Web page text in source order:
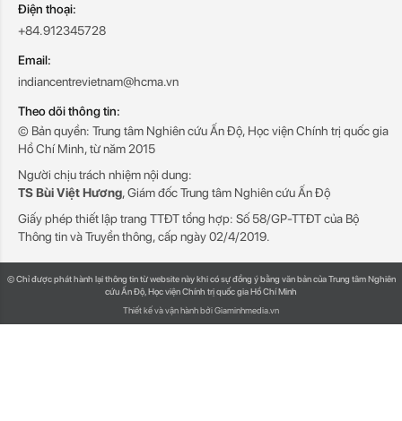
Điện thoại:
+84.912345728
Email:
indiancentrevietnam@hcma.vn
Theo dõi thông tin:
© Bản quyền: Trung tâm Nghiên cứu Ấn Độ, Học viện Chính trị quốc gia
Hồ Chí Minh, từ năm 2015
Người chịu trách nhiệm nội dung:
TS Bùi Việt Hương, Giám đốc Trung tâm Nghiên cứu Ấn Độ
Giấy phép thiết lập trang TTĐT tổng hợp: Số 58/GP-TTĐT của Bộ
Thông tin và Truyền thông, cấp ngày 02/4/2019.
© Chỉ được phát hành lại thông tin từ website này khi có sự đồng ý bằng văn bản của Trung tâm Nghiên
cứu Ấn Độ, Học viện Chính trị quốc gia Hồ Chí Minh
Thiết kế và vận hành bởi Giaminhmedia.vn